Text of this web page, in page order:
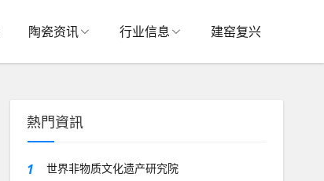
陶瓷资讯 行业信息 建窑复兴
熱門資訊
1 世界非物质文化遗产研究院